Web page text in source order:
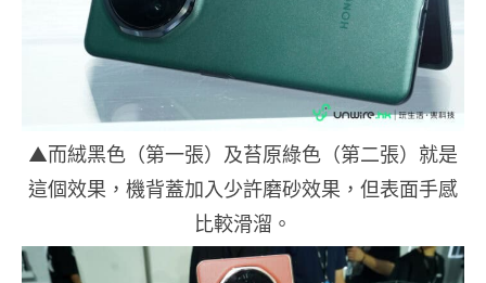
▲而絨黑色（第一張）及苔原綠色（第二張）就是
這個效果，機背蓋加入少許磨砂效果，但表面手感
比較滑溜。